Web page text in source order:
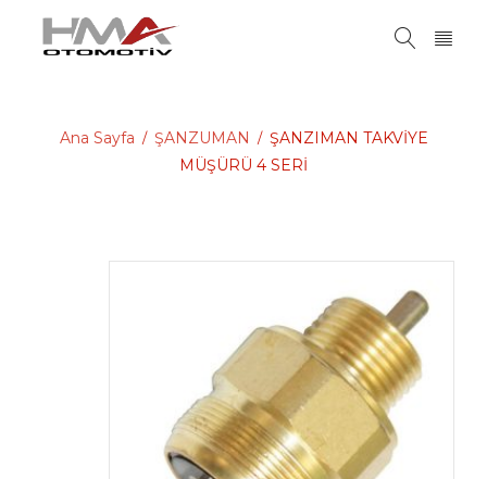
Ana Sayfa / ŞANZUMAN / ŞANZIMAN TAKVİYE
MÜŞÜRÜ 4 SERİ